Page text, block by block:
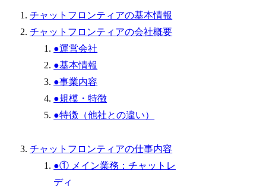
チャットフロンティアの基本情報
チャットフロンティアの会社概要
●運営会社
●基本情報
●事業内容
●規模・特徴
●特徴（他社との違い）
チャットフロンティアの仕事内容
●① メイン業務：チャットレ
ディ